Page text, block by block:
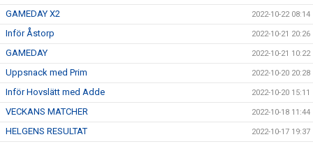
GAMEDAY X2 2022-10-22 08:14
Inför Åstorp 2022-10-21 20:26
GAMEDAY 2022-10-21 10:22
Uppsnack med Prim 2022-10-20 20:28
Inför Hovslätt med Adde 2022-10-20 15:11
VECKANS MATCHER 2022-10-18 11:44
HELGENS RESULTAT 2022-10-17 19:37